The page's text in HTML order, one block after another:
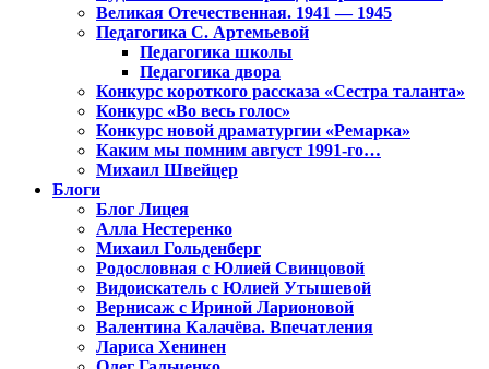
Великая Отечественная. 1941 — 1945
Педагогика С. Артемьевой
Педагогика школы
Педагогика двора
Конкурс короткого рассказа «Сестра таланта»
Конкурс «Во весь голос»
Конкурс новой драматургии «Ремарка»
Каким мы помним август 1991-го…
Михаил Швейцер
Блоги
Блог Лицея
Алла Нестеренко
Михаил Гольденберг
Родословная с Юлией Свинцовой
Видоискатель с Юлией Утышевой
Вернисаж с Ириной Ларионовой
Валентина Калачёва. Впечатления
Лариса Хенинен